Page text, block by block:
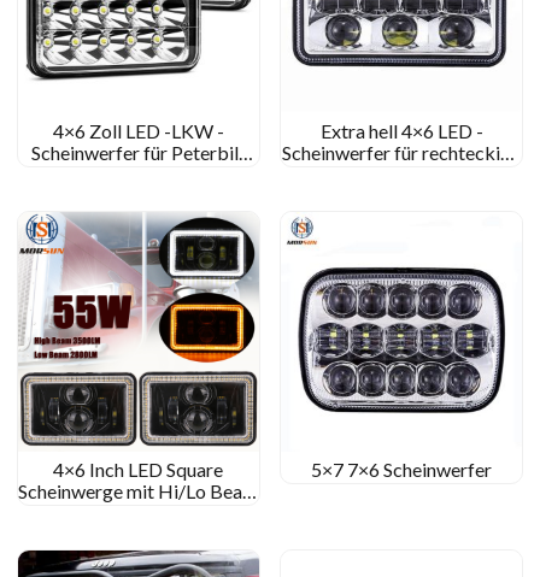
4×6 Zoll LED -LKW -
Scheinwerfer für Peterbilt
Extra hell 4×6 LED -
Scheinwerfer für rechteckige
4×6 Inch LED Square
Scheinwerge mit Hi/Lo Beam
5×7 7×6 Scheinwerfer